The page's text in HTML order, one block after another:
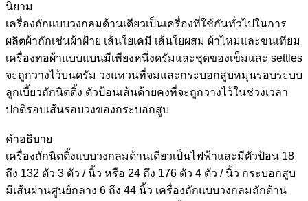
นิยาม
เครื่องถักแบบวงกลมด้านเดียวเป็นเครื่องที่ใช้กันทั่วไปในการ
ผลิตผ้าถักเช่นผ้าฝ้าย เส้นใยเคมี เส้นใยผสม ผ้าไหมและขนเทียม
เครื่องทอผ้าแบบแบนมีเพียงหนึ่งดรัมและชุดของเข็มและ settles
จะถูกวางไว้บนดรัม วงแหวนที่จมและกระบอกสูบหมุนรอบระบบ
ลูกเบี้ยวถักนิตติ้ง ตัวป้อนเส้นด้ายคงที่จะถูกวางไว้ในช่วงเวลา
ปกติรอบเส้นรอบวงของกระบอกสูบ
คำอธิบาย
เครื่องถักนิตติ้งแบบวงกลมด้านเดียวเป็นไฟฟ้าและมีตัวป้อน 18
ถึง 132 ตัว 3 ตัว / นิ้ว หรือ 24 ถึง 176 ตัว 4 ตัว / นิ้ว กระบอกสูบ
มีเส้นผ่านศูนย์กลาง 6 ถึง 44 นิ้ว เครื่องถักแบบวงกลมถักด้าน